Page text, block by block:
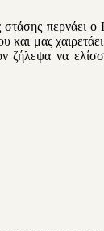
στάσης περνάει
και μας
ζήλεψα να